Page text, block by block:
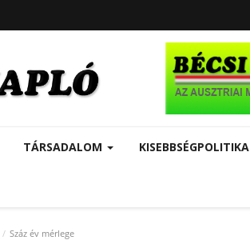
TÁRSADALOM KISEBBSÉGPOLITIKA
Száz év mérlege